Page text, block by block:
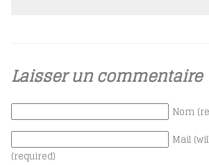
Laisser un commentaire
Nom
Mail
(required)